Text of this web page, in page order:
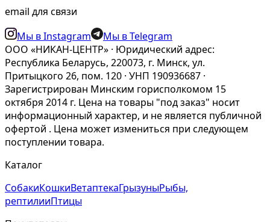
email для связи
Мы в Instagram
Мы в Telegram
ООО «НИКАН-ЦЕНТР» · Юридический адрес:
Республика Беларусь, 220073, г. Минск, ул.
Притыцкого 26, пом. 120 · УНП 190936687 ·
Зарегистрирован Минским горисполкомом 15
октября 2014 г. Цена на товары "под заказ" носит
информационный характер, и не является публичной
офертой . Цена может измениться при следующем
поступлении товара.
Каталог
СобакиКошкиВетаптекаГрызуныРыбы,
рептилииПтицы